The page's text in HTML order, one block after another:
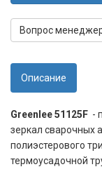
Вопрос
Описание
Greenlee 51125F -
зеркал сварочных
полиэстерового
термоусадочной